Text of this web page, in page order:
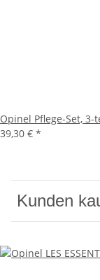
Opinel Pflege-Set, 3-
39,30 € *
Kunden